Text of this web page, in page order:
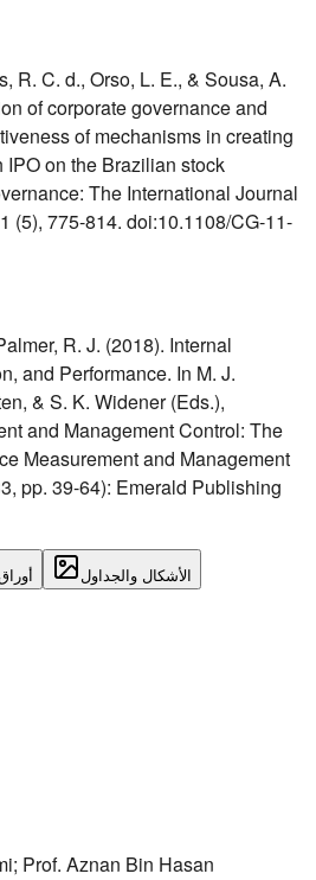
R. C. d., Orso, L. E., & Sousa, A.
of corporate governance and
of mechanisms in creating
on the Brazilian stock
The International Journal
(5), 775-814. doi:10.1108/CG-11-
R. J. (2018). Internal
and Performance. In M. J.
& S. K. Widener (Eds.),
and Management Control: The
Measurement and Management
pp. 39-64): Emerald Publishing
الأشكال والجداول
Prof. Aznan Bin Hasan